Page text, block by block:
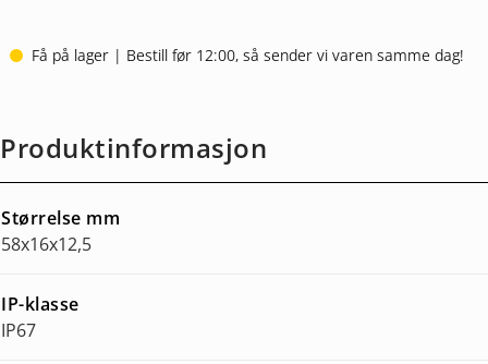
Få på lager | Bestill før 12:00, så sender vi varen samme dag!
Produktinformasjon
Størrelse mm
58x16x12,5
IP-klasse
IP67